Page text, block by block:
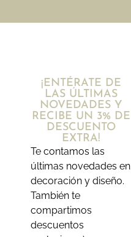
¡ENTÉRATE DE
LAS ÚLTIMAS
NOVEDADES Y
RECIBE UN 3% DE
DESCUENTO
EXTRA!
Te contamos las
últimas novedades en
decoración y diseño.
También te
compartimos
descuentos